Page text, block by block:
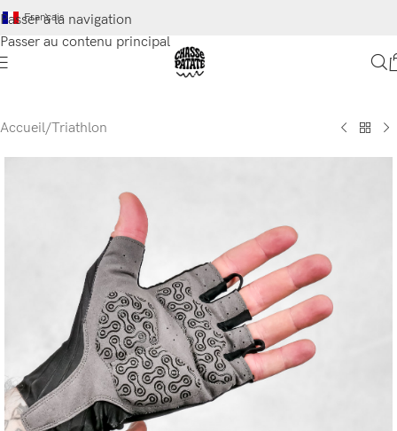
Passer à la navigation
Passer au contenu principal
Français
Accueil/Triathlon